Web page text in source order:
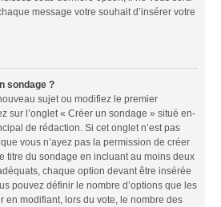
message votre souhait d’insérer votre
sondage ?
sujet ou modifiez le premier
sur l’onglet « Créer un sondage » situé en-
de rédaction. Si cet onglet n’est pas
vous n’ayez pas la permission de créer
titre du sondage en incluant au moins deux
chaque option devant être insérée
pouvez définir le nombre d’options que les
en modifiant, lors du vote, le nombre des